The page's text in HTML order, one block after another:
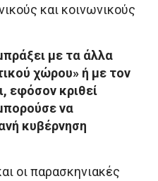
και κοινωνικούς
με τα άλλα
χώρου» ή με τον
εφόσον κριθεί
να
κυβέρνηση
οι παρασκηνιακές